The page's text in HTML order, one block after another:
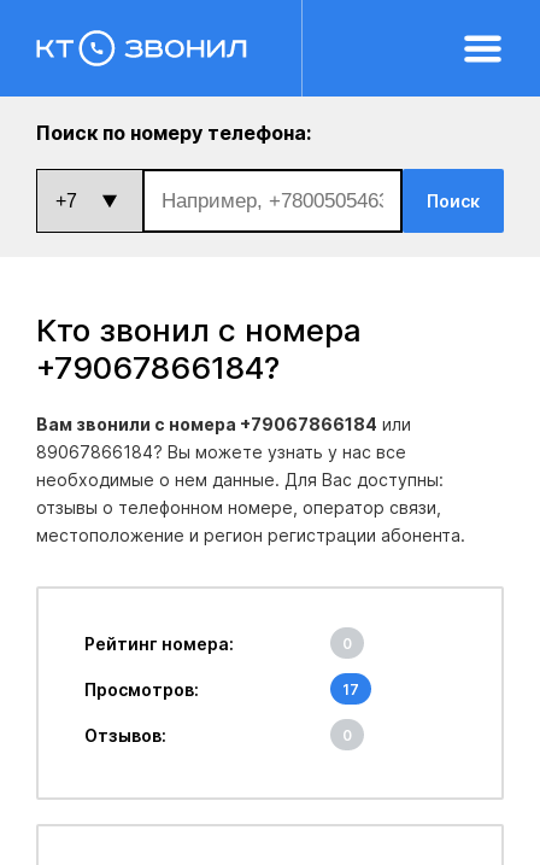
Поиск по номеру телефона:
Поиск
Кто звонил с номера
+79067866184?
Вам звонили с номера +79067866184 или
89067866184? Вы можете узнать у нас все
необходимые о нем данные. Для Вас доступны:
отзывы о телефонном номере, оператор связи,
местоположение и регион регистрации абонента.
Рейтинг номера: 0
Просмотров: 17
Отзывов: 0